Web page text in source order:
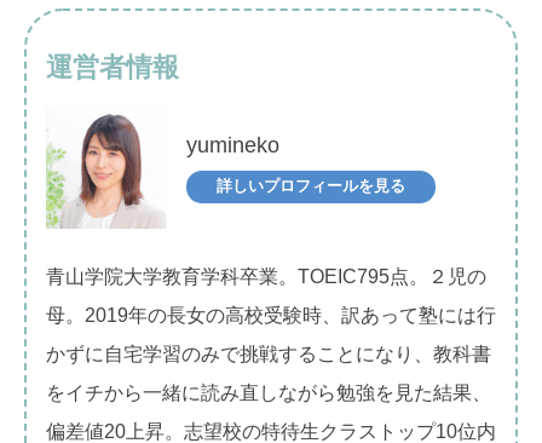
運営者情報
yumineko
詳しいプロフィールを見る
青山学院大学教育学科卒業。TOEIC795点。２児の
母。2019年の長女の高校受験時、訳あって塾には行
かずに自宅学習のみで挑戦することになり、教科書
をイチから一緒に読み直しながら勉強を見た結果、
偏差値20上昇。志望校の特待生クラストップ10位内